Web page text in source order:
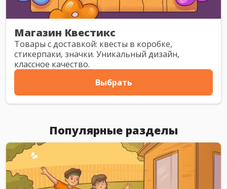
Магазин Квестикс
Товары с доставкой: квесты в коробке,
стикерпаки, значки. Уникальный дизайн,
классное качество.
Выбрать
Популярные разделы